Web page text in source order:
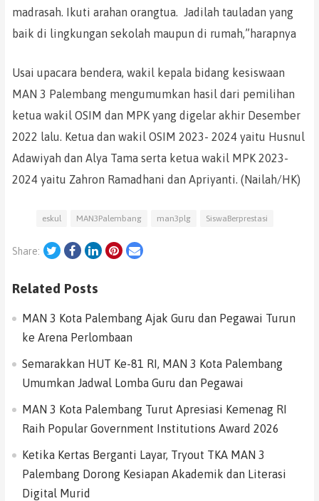
madrasah. Ikuti arahan orangtua. Jadilah tauladan yang
baik di lingkungan sekolah maupun di rumah,”harapnya
Usai upacara bendera, wakil kepala bidang kesiswaan
MAN 3 Palembang mengumumkan hasil dari pemilihan
ketua wakil OSIM dan MPK yang digelar akhir Desember
2022 lalu. Ketua dan wakil OSIM 2023- 2024 yaitu Husnul
Adawiyah dan Alya Tama serta ketua wakil MPK 2023-
2024 yaitu Zahron Ramadhani dan Apriyanti. (Nailah/HK)
eskul MAN3Palembang man3plg SiswaBerprestasi
Share: Twitter
Facebook
LinkedIn
Pinterest
Email
Related Posts
MAN 3 Kota Palembang Ajak Guru dan Pegawai Turun
ke Arena Perlombaan
Semarakkan HUT Ke-81 RI, MAN 3 Kota Palembang
Umumkan Jadwal Lomba Guru dan Pegawai
MAN 3 Kota Palembang Turut Apresiasi Kemenag RI
Raih Popular Government Institutions Award 2026
Ketika Kertas Berganti Layar, Tryout TKA MAN 3
Palembang Dorong Kesiapan Akademik dan Literasi
Digital Murid